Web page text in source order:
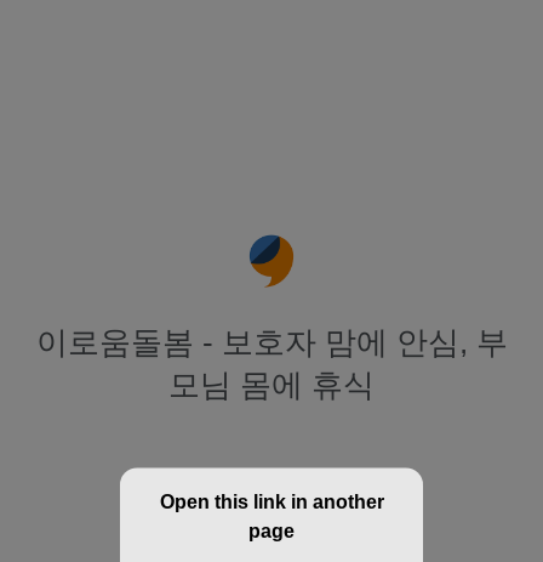
이로움돌봄 - 보호자 맘에 안심, 부
모님 몸에 휴식